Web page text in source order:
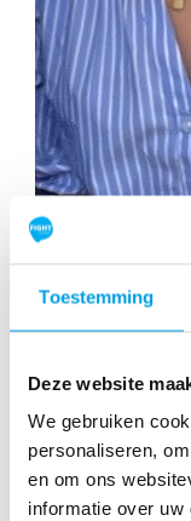
Toestemming
Deze website
We gebruiken
personaliseren,
en om ons
informatie over